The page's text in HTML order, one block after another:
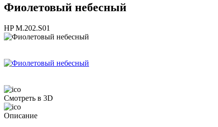
Фиолетовый небесный
HP M.202.S01
Смотреть в 3D
Описание